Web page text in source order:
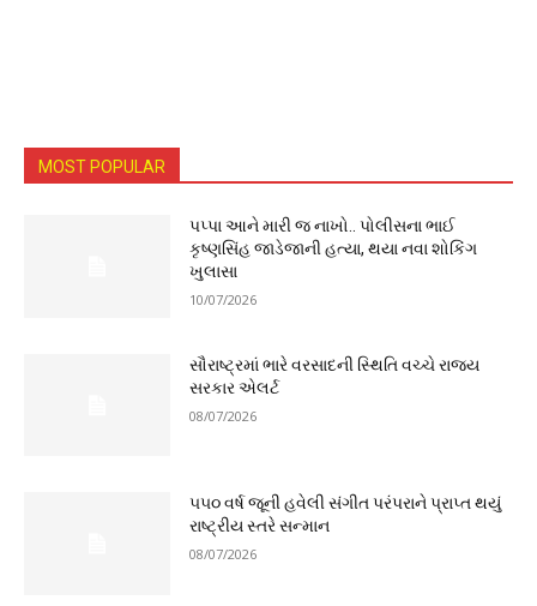
MOST POPULAR
પપ્પા આને મારી જ નાખો.. પોલીસના ભાઈ
કૃષ્ણસિંહ જાડેજાની હત્યા, થયા નવા શોકિંગ
ખુલાસા
10/07/2026
સૌરાષ્ટ્રમાં ભારે વરસાદની સ્થિતિ વચ્ચે રાજ્ય
સરકાર એલર્ટ
08/07/2026
૫૫૦ વર્ષ જૂની હવેલી સંગીત પરંપરાને પ્રાપ્ત થયું
રાષ્ટ્રીય સ્તરે સન્માન
08/07/2026